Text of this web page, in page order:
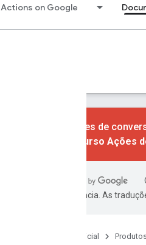
Actions on Google
As ações de
do recurso Ações
preferência. As
Página inicial